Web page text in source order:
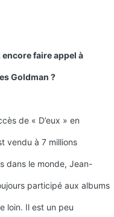
faire appel à
Goldman ?
de « D’eux » en
vendu à 7 millions
dans le monde, Jean-
participé aux albums
loin. Il est un peu